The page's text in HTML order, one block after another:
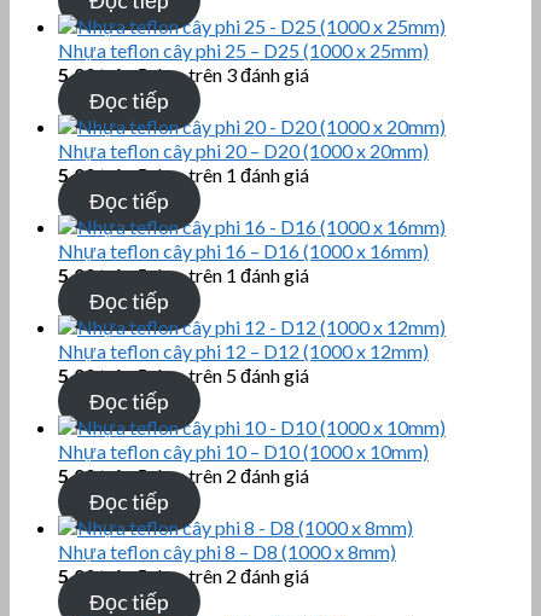
Nhựa teflon cây phi 25 – D25 (1000 x 25mm)
5.00trên 5 dựa trên 3đánh giá
Đọc tiếp
Nhựa teflon cây phi 20 – D20 (1000 x 20mm)
5.00trên 5 dựa trên 1 đánh giá
Đọc tiếp
Nhựa teflon cây phi 16 – D16 (1000 x 16mm)
5.00trên 5 dựa trên 1 đánh giá
Đọc tiếp
Nhựa teflon cây phi 12 – D12 (1000 x 12mm)
5.00trên 5 dựa trên 5đánh giá
Đọc tiếp
Nhựa teflon cây phi 10 – D10 (1000 x 10mm)
5.00trên 5 dựa trên 2 đánh giá
Đọc tiếp
Nhựa teflon cây phi 8 – D8 (1000 x 8mm)
5.00trên 5 dựa trên 2 đánh giá
Đọc tiếp